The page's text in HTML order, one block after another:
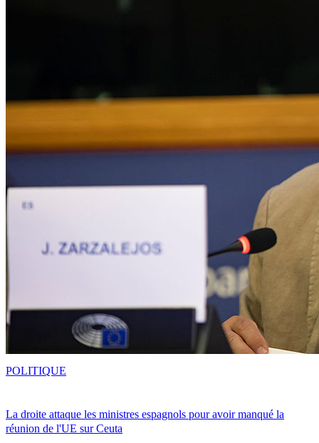
La droite attaque les ministres espagnols pour avoir manqué la
réunion de l'UE sur Ceuta
POLITIQUE